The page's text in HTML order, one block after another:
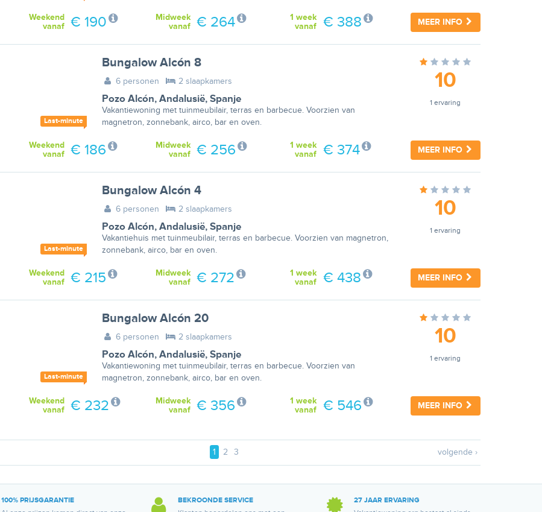
MEER INFO
1 week
vanaf
€ 388
Midweek
vanaf
€ 264
Weekend
vanaf
€ 190
Last-minute
Bungalow Alcón 8
6 personen 2 slaapkamers
Pozo Alcón, Andalusië, Spanje
Vakantiewoning met tuinmeubilair, terras en barbecue. Voorzien van
magnetron, zonnebank, airco, bar en oven.
10
1 ervaring
MEER INFO
1 week
vanaf
€ 374
Midweek
vanaf
€ 256
Weekend
vanaf
€ 186
Last-minute
Bungalow Alcón 4
6 personen 2 slaapkamers
Pozo Alcón, Andalusië, Spanje
Vakantiehuis met tuinmeubilair, terras en barbecue. Voorzien van magnetron,
zonnebank, airco, bar en oven.
10
1 ervaring
MEER INFO
1 week
vanaf
€ 438
Midweek
vanaf
€ 272
Weekend
vanaf
€ 215
Last-minute
Bungalow Alcón 20
6 personen 2 slaapkamers
Pozo Alcón, Andalusië, Spanje
Vakantiewoning met tuinmeubilair, terras en barbecue. Voorzien van
magnetron, zonnebank, airco, bar en oven.
10
1 ervaring
MEER INFO
1 week
vanaf
€ 546
Midweek
vanaf
€ 356
Weekend
vanaf
€ 232
1 2 3 volgende ›
100% PRIJSGARANTIE
BEKROONDE SERVICE
27 JAAR ERVARING